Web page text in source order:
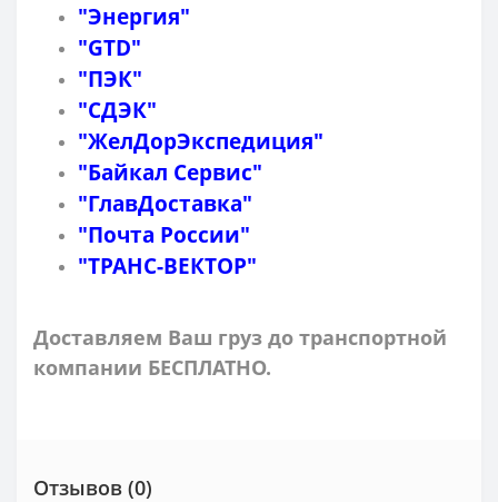
"Энергия"
"GTD"
"ПЭК"
"СДЭК"
"ЖелДорЭкспедиция"
"Байкал Сервис"
"ГлавДоставка"
"Почта России"
"ТРАНС-ВЕКТОР"
Доставляем Ваш груз до транспортной
компании БЕСПЛАТНО.
Отзывов (0)